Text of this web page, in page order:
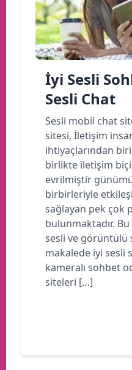
İyi Sesli
Sesli Chat
Sesli mobil chat
sitesi, İletişim
ihtiyaçlarından
birlikte iletişim
evrilmiştir
birbirleriyle
sağlayan pek çok
bulunmaktadır.
sesli ve görüntülü
makalede iyi sesli
kameralı sohbet
siteleri […]